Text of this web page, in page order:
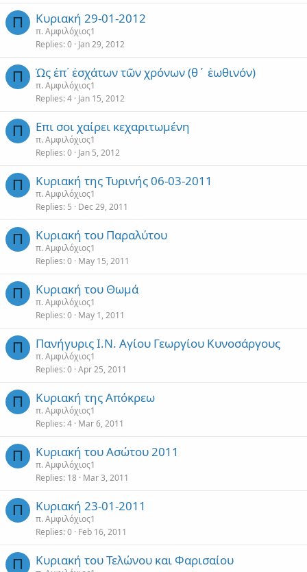
Π Κυριακή 29-01-2012
π. Αμφιλόχιος1
Replies 0 Jan 29, 2012
Π Ὡς ἐπ᾿ ἐσχάτων τῶν χρόνων (θ΄ ἑωθινόν)
π. Αμφιλόχιος1
Replies 4 Jan 15, 2012
Π Επι σοι χαίρει κεχαριτωμένη
π. Αμφιλόχιος1
Replies 0 Jan 5, 2012
Π Κυριακή της Τυρινής 06-03-2011
π. Αμφιλόχιος1
Replies 5 Dec 29, 2011
Π Κυριακή του Παραλύτου
π. Αμφιλόχιος1
Replies 0 May 15, 2011
Π Κυριακή του Θωμά
π. Αμφιλόχιος1
Replies 0 May 1, 2011
Π Πανήγυρις Ι.Ν. Αγίου Γεωργίου Κυνοσάργους
π. Αμφιλόχιος1
Replies 0 Apr 25, 2011
Π Κυριακή της Απόκρεω
π. Αμφιλόχιος1
Replies 4 Mar 6, 2011
Π Κυριακή του Ασώτου 2011
π. Αμφιλόχιος1
Replies 18 Mar 3, 2011
Π Κυριακή 23-01-2011
π. Αμφιλόχιος1
Replies 0 Feb 16, 2011
Π Κυριακή του Τελώνου και Φαρισαίου